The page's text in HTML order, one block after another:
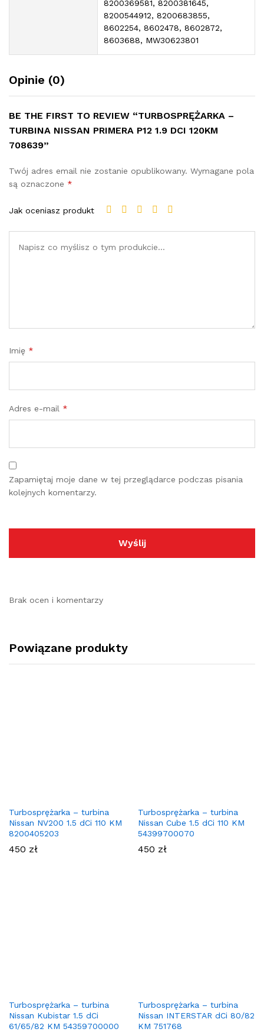
8200369581, 8200381645,
8200544912, 8200683855,
8602254, 8602478, 8602872,
8603688, MW30623801
Opinie (0)
BE THE FIRST TO REVIEW “TURBOSPRĘŻARKA –
TURBINA NISSAN PRIMERA P12 1.9 DCI 120KM
708639”
Twój adres email nie zostanie opublikowany. Wymagane pola
są oznaczone *
Jak oceniasz produkt
Imię *
Adres e-mail *
Zapamiętaj moje dane w tej przeglądarce podczas pisania
kolejnych komentarzy.
Brak ocen i komentarzy
Powiązane produkty
Turbosprężarka – turbina
Nissan NV200 1.5 dCi 110 KM
8200405203
450 zł
Turbosprężarka – turbina
Nissan Cube 1.5 dCi 110 KM
54399700070
450 zł
Turbosprężarka – turbina
Nissan Kubistar 1.5 dCi
61/65/82 KM 54359700000
Turbosprężarka – turbina
Nissan INTERSTAR dCi 80/82
KM 751768